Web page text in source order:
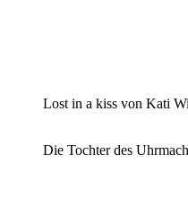
Lost in a kiss von Kati
Die Tochter des